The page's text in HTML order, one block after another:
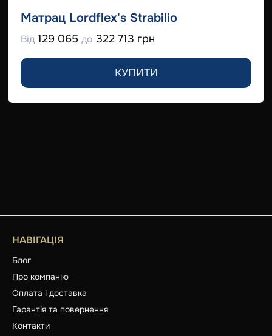
Матрац Lordflex's Strabilio
Від 129 065 до 322 713 грн
КУПИТИ
НАВІГАЦІЯ
Блог
Про компанію
Оплата і доставка
Гарантія та повернення
Контакти